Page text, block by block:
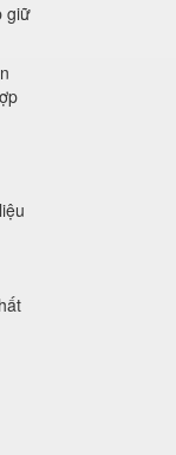
giữ